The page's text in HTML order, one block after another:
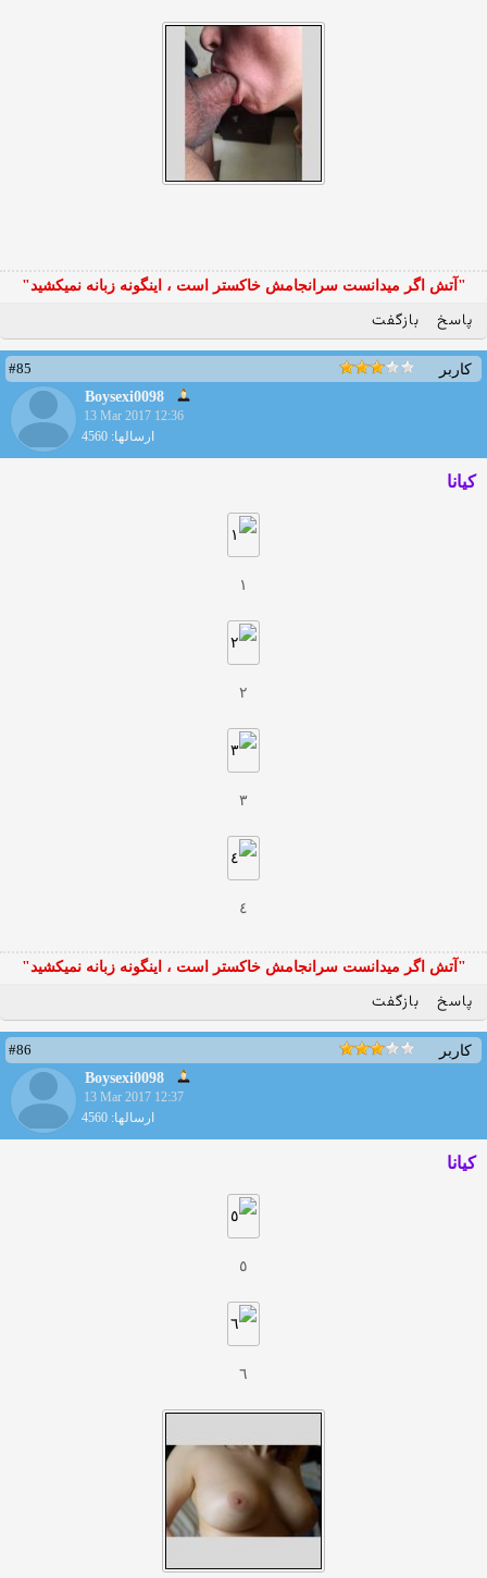
"آتش اگر ميدانست سرانجامش خاكستر است ، اينگونه زبانه نميكشيد"
پاسخ بازگفت
کاربر
#85
Boysexi0098
13 Mar 2017 12:36
ارسالها: 4560
كيانا
١
٢
٣
٤
"آتش اگر ميدانست سرانجامش خاكستر است ، اينگونه زبانه نميكشيد"
پاسخ بازگفت
کاربر
#86
Boysexi0098
13 Mar 2017 12:37
ارسالها: 4560
كيانا
٥
٦